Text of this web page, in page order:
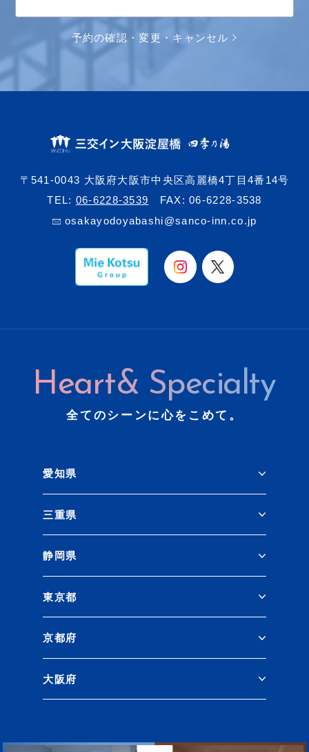
予約の確認・変更・キャンセル
〒541-0043 大阪府大阪市中央区高麗橋4丁目4番14号
TEL: 06-6228-3539
FAX: 06-6228-3538
osakayodoyabashi@sanco-inn.co.jp
Heart& Specialty
全てのシーンに心をこめて。
愛知県
三重県
静岡県
東京都
京都府
大阪府